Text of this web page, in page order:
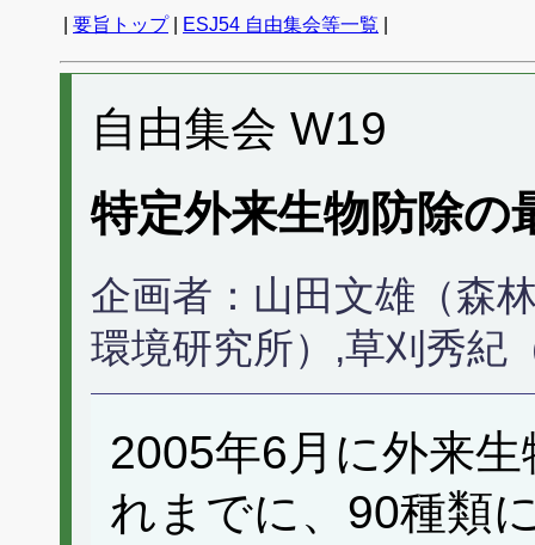
要旨トップ| ESJ54 自由集会等一覧
自由集会 W19
特定外来生物防除の
企画者：山田文雄（森
環境研究所）,草刈秀紀
2005年6月に外来
れまでに、90種類